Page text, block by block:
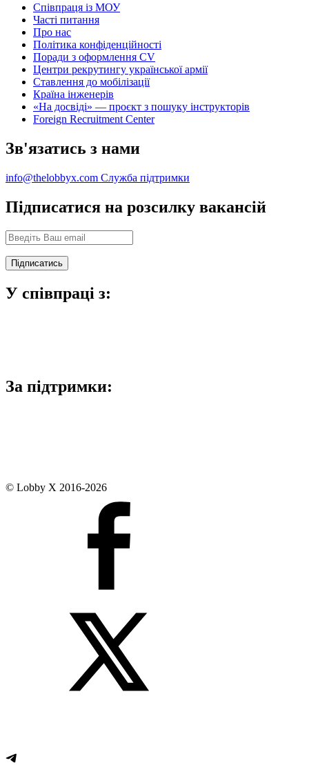
Співпраця із МОУ
Часті питання
Про нас
Політика конфіденційності
Поради з оформлення CV
Центри рекрутингу української армії
Ставлення до мобілізації
Країна інженерів
«На досвіді» — проєкт з пошуку інструкторів
Foreign Recruitment Center
Зв'язатись з нами
info@thelobbyx.com Служба підтримки
Підписатися на розсилку вакансій
У співпраці з:
За підтримки:
© Lobby X 2016-2026